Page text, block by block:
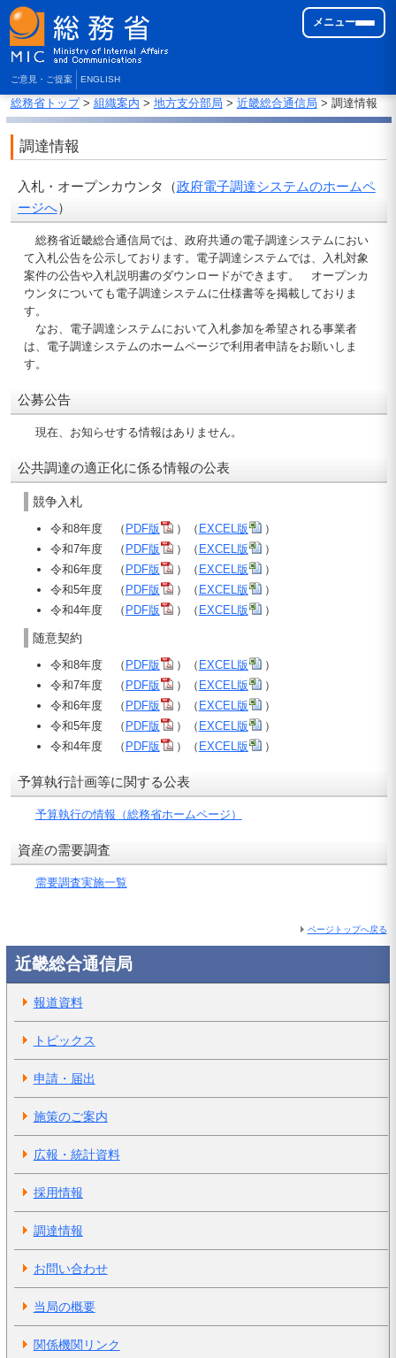
ご意見・ご提案 ENGLISH
メニュー
総務省トップ> 組織案内 > 地方支分部局 > 近畿総合通信局 > 調達情報
調達情報
入札・オープンカウンタ（政府電子調達システムのホームペ
ージへ）
総務省近畿総合通信局では、政府共通の電子調達システムにおい
て入札公告を公示しております。電子調達システムでは、入札対象
案件の公告や入札説明書のダウンロードができます。 オープンカ
ウンタについても電子調達システムに仕様書等を掲載しておりま
す。
なお、電子調達システムにおいて入札参加を希望される事業者
は、電子調達システムのホームページで利用者申請をお願いしま
す。
公募公告
現在、お知らせする情報はありません。
公共調達の適正化に係る情報の公表
競争入札
令和8年度 （ PDF版 ）（ EXCEL版
）
令和7年度 （ PDF版 ）（ EXCEL版
）
令和6年度 （ PDF版 ）（ EXCEL版
）
令和5年度 （ PDF版 ）（ EXCEL版
）
令和4年度 （ PDF版 ）（ EXCEL版 ）
随意契約
令和8年度 （ PDF版 ）（ EXCEL版
）
令和7年度 （ PDF版 ）（ EXCEL版
）
令和6年度 （ PDF版 ）（ EXCEL版
）
令和5年度 （ PDF版 ）（ EXCEL版
）
令和4年度 （ PDF版 ）（ EXCEL版 ）
予算執行計画等に関する公表
予算執行の情報（総務省ホームページ）
資産の需要調査
需要調査実施一覧
ページトップへ戻る
近畿総合通信局
報道資料
トピックス
申請・届出
施策のご案内
広報・統計資料
採用情報
調達情報
お問い合わせ
当局の概要
関係機関リンク